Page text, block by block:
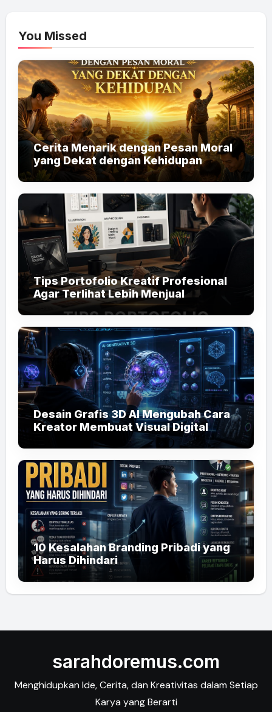
You Missed
Cerita Menarik dengan Pesan Moral
yang Dekat dengan Kehidupan
Tips Portofolio Kreatif Profesional
Agar Terlihat Lebih Menjual
Desain Grafis 3D AI Mengubah Cara
Kreator Membuat Visual Digital
10 Kesalahan Branding Pribadi yang
Harus Dihindari
sarahdoremus.com
Menghidupkan Ide, Cerita, dan Kreativitas dalam Setiap
Karya yang Berarti